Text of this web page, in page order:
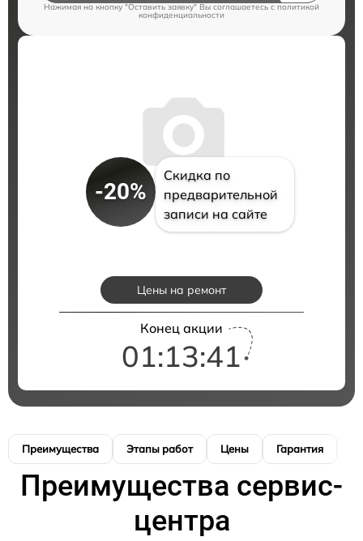
Нажимая на кнопку "Оставить заявку" Вы соглашаетесь cполитикой
конфиденциальности
-20%
Скидка по
предварительной
записи на сайте
Цены на ремонт
Конец акции
01:13:40
Преимущества Этапы работ Цены Гарантия
Преимущества сервис-
центра